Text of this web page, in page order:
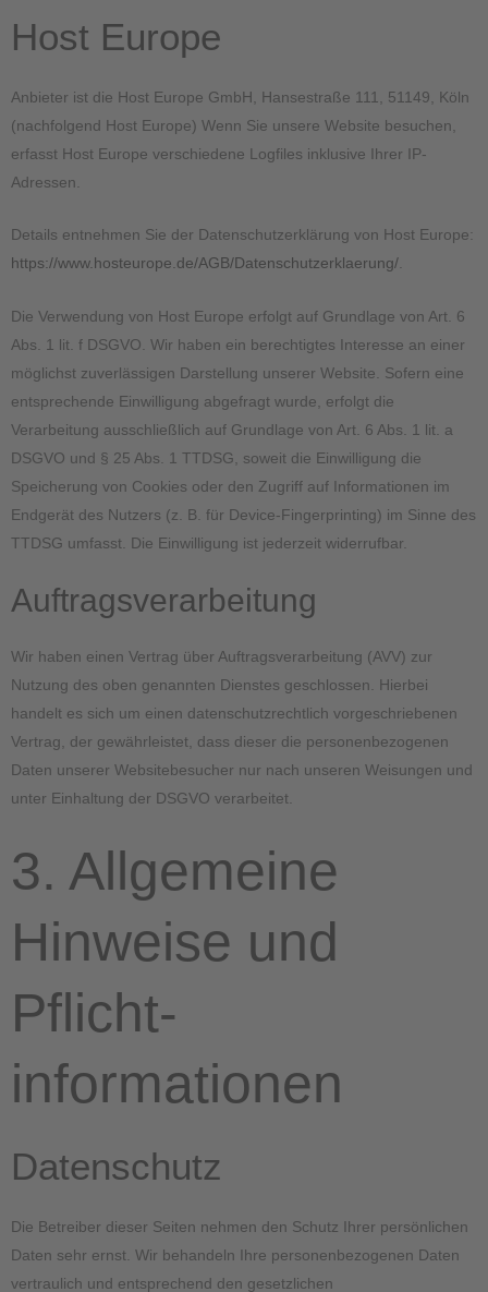
Host Europe
Anbieter ist die Host Europe GmbH, Hansestraße 111, 51149, Köln
(nachfolgend Host Europe) Wenn Sie unsere Website besuchen,
erfasst Host Europe verschiedene Logfiles inklusive Ihrer IP-
Adressen.
Details entnehmen Sie der Datenschutzerklärung von Host Europe:
https://www.hosteurope.de/AGB/Datenschutzerklaerung/.
Die Verwendung von Host Europe erfolgt auf Grundlage von Art. 6
Abs. 1 lit. f DSGVO. Wir haben ein berechtigtes Interesse an einer
möglichst zuverlässigen Darstellung unserer Website. Sofern eine
entsprechende Einwilligung abgefragt wurde, erfolgt die
Verarbeitung ausschließlich auf Grundlage von Art. 6 Abs. 1 lit. a
DSGVO und § 25 Abs. 1 TTDSG, soweit die Einwilligung die
Speicherung von Cookies oder den Zugriff auf Informationen im
Endgerät des Nutzers (z. B. für Device-Fingerprinting) im Sinne des
TTDSG umfasst. Die Einwilligung ist jederzeit widerrufbar.
Auftragsverarbeitung
Wir haben einen Vertrag über Auftragsverarbeitung (AVV) zur
Nutzung des oben genannten Dienstes geschlossen. Hierbei
handelt es sich um einen datenschutzrechtlich vorgeschriebenen
Vertrag, der gewährleistet, dass dieser die personenbezogenen
Daten unserer Websitebesucher nur nach unseren Weisungen und
unter Einhaltung der DSGVO verarbeitet.
3. Allgemeine
Hinweise und
Pflicht­
informationen
Datenschutz
Die Betreiber dieser Seiten nehmen den Schutz Ihrer persönlichen
Daten sehr ernst. Wir behandeln Ihre personenbezogenen Daten
vertraulich und entsprechend den gesetzlichen